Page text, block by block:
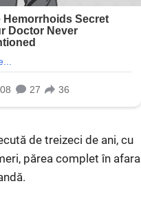
de treizeci de ani, cu
părea complet în afara